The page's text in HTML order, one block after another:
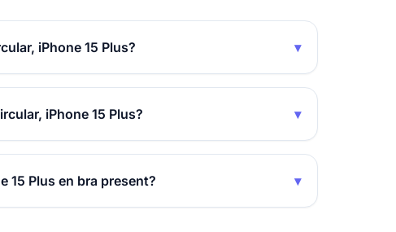
iPhone 15 Plus? ▾
iPhone 15 Plus? ▾
15 Plus en bra present? ▾